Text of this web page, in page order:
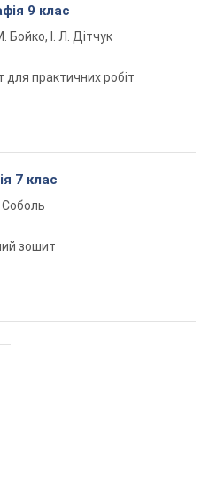
9 клас
Бойко, І. Л. Дітчук
для практичних робіт
7 клас
Соболь
зошит